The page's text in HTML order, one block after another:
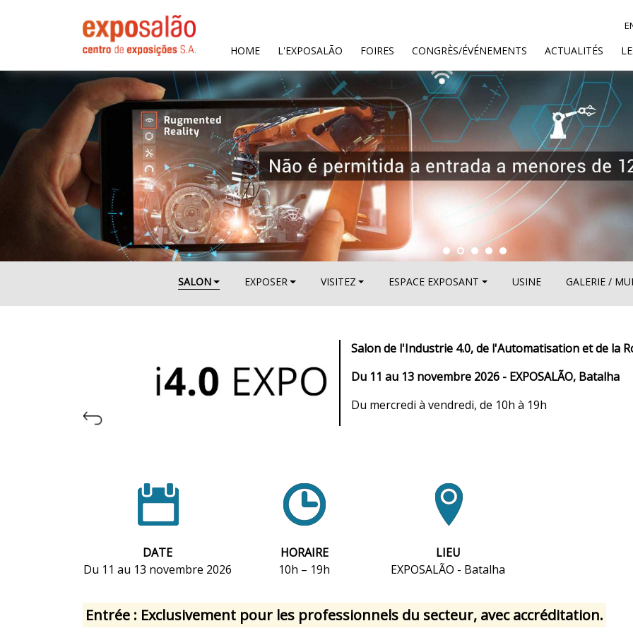
HOME(CURRENT)
L'EXPOSALÃO FOIRES CONGRÈS/ÉVÉNEMENTS ACTUALITÉS
SALON EXPOSER VISITEZ ESPACE EXPOSANT USINE GALERIE /
Salon de l'Industrie 4.0, de l'Automatisation et de la
Du 11 au 13 novembre 2026 - EXPOSALÃO, Batalha
Du mercredi à vendredi, de 10h à 19h
DATE
Du 11 au 13 novembre 2026
HORAIRE
10h – 19h
LIEU
EXPOSALÃO - Batalha
Entrée : Exclusivement pour les professionnels du secteur, avec accréditation.